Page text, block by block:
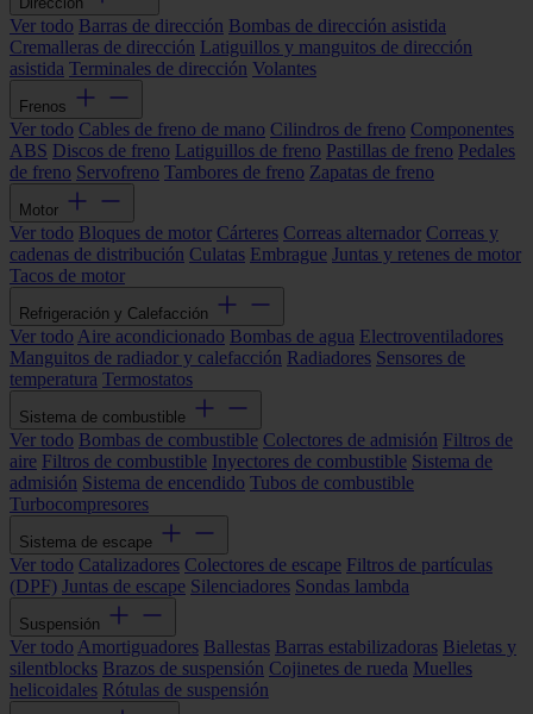
Ver todo Barras de dirección Bombas de dirección asistida
Cremalleras de dirección Latiguillos y manguitos de dirección
asistida Terminales de dirección Volantes
Frenos
Ver todo Cables de freno de mano Cilindros de freno Componentes
ABS Discos de freno Latiguillos de freno Pastillas de freno Pedales
de freno Servofreno Tambores de freno Zapatas de freno
Motor
Ver todo Bloques de motor Cárteres Correas alternador Correas y
cadenas de distribución Culatas Embrague Juntas y retenes de motor
Tacos de motor
Refrigeración y Calefacción
Ver todo Aire acondicionado Bombas de agua Electroventiladores
Manguitos de radiador y calefacción Radiadores Sensores de
temperatura Termostatos
Sistema de combustible
Ver todo Bombas de combustible Colectores de admisión Filtros de
aire Filtros de combustible Inyectores de combustible Sistema de
admisión Sistema de encendido Tubos de combustible
Turbocompresores
Sistema de escape
Ver todo Catalizadores Colectores de escape Filtros de partículas
(DPF) Juntas de escape Silenciadores Sondas lambda
Suspensión
Ver todo Amortiguadores Ballestas Barras estabilizadoras Bieletas y
silentblocks Brazos de suspensión Cojinetes de rueda Muelles
helicoidales Rótulas de suspensión